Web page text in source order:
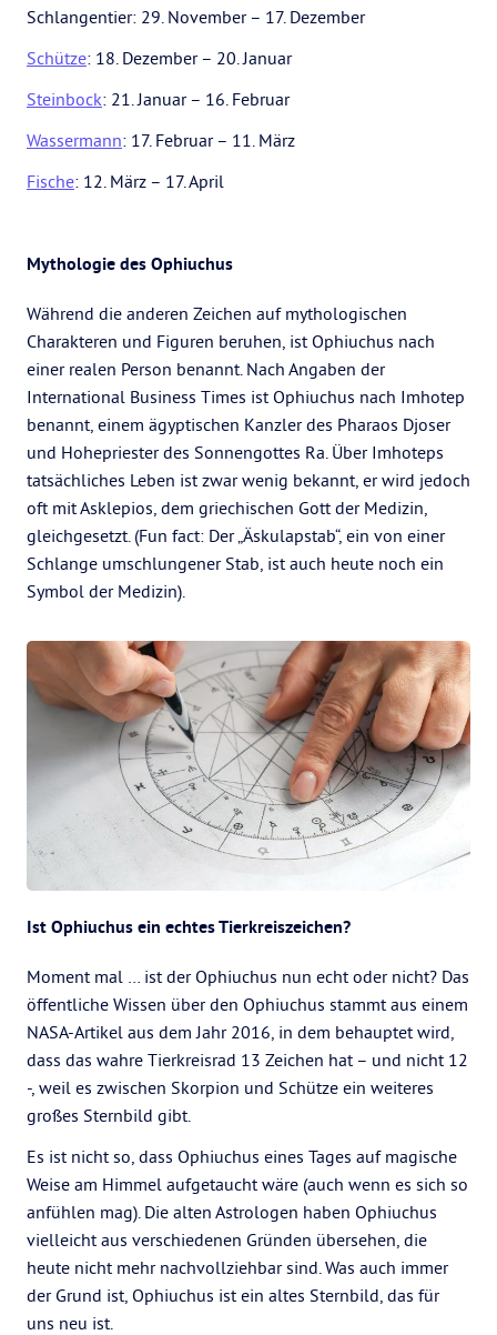
Schlangentier: 29. November – 17. Dezember
Schütze: 18. Dezember – 20. Januar
Steinbock: 21. Januar – 16. Februar
Wassermann: 17. Februar – 11. März
Fische: 12. März – 17. April
Mythologie des Ophiuchus
Während die anderen Zeichen auf mythologischen
Charakteren und Figuren beruhen, ist Ophiuchus nach
einer realen Person benannt. Nach Angaben der
International Business Times ist Ophiuchus nach Imhotep
benannt, einem ägyptischen Kanzler des Pharaos Djoser
und Hohepriester des Sonnengottes Ra. Über Imhoteps
tatsächliches Leben ist zwar wenig bekannt, er wird jedoch
oft mit Asklepios, dem griechischen Gott der Medizin,
gleichgesetzt. (Fun fact: Der „Äskulapstab“, ein von einer
Schlange umschlungener Stab, ist auch heute noch ein
Symbol der Medizin).
Ist Ophiuchus ein echtes Tierkreiszeichen?
Moment mal … ist der Ophiuchus nun echt oder nicht? Das
öffentliche Wissen über den Ophiuchus stammt aus einem
NASA-Artikel aus dem Jahr 2016, in dem behauptet wird,
dass das wahre Tierkreisrad 13 Zeichen hat – und nicht 12
-, weil es zwischen Skorpion und Schütze ein weiteres
großes Sternbild gibt.
Es ist nicht so, dass Ophiuchus eines Tages auf magische
Weise am Himmel aufgetaucht wäre (auch wenn es sich so
anfühlen mag). Die alten Astrologen haben Ophiuchus
vielleicht aus verschiedenen Gründen übersehen, die
heute nicht mehr nachvollziehbar sind. Was auch immer
der Grund ist, Ophiuchus ist ein altes Sternbild, das für
uns neu ist.